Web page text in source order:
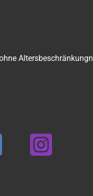
Altersbeschränkungn